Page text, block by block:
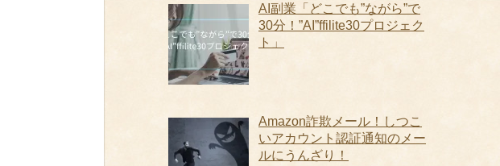
AI副業「どこでも”ながら”で
30分！”AI”ffilite30プロジェク
ト」
Amazon詐欺メール！しつこ
いアカウント認証通知のメー
ルにうんざり！